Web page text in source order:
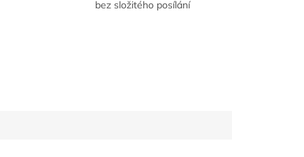
bez složitého posílání